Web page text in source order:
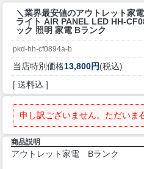
＼業界最安値のアウトレット家
ライト AIR PANEL LED HH-
ック 照明 家電 Bランク
pkd-hh-cf0894a-b
当店特別価格13,800円(税込)
[ 送料込 ]
申し訳ございません。ただいま
商品説明
アウトレット家電 Bランク